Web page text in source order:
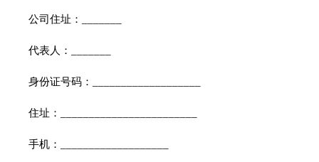
公司住址：_______
代表人：_______
身份证号码：___________________
住址：________________________
手机：___________________